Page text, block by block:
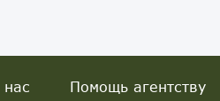
Помощь агентству